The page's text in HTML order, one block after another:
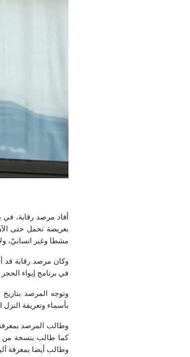
مشطا وغير انسانيّ،
وكان مرصد رقابة قد
في برنامج إیواء
بأسماء وتعریفة
وطالب المرصد بمعرفة
كما طالب بنسخة من
وطالب أیضا بمعرفة